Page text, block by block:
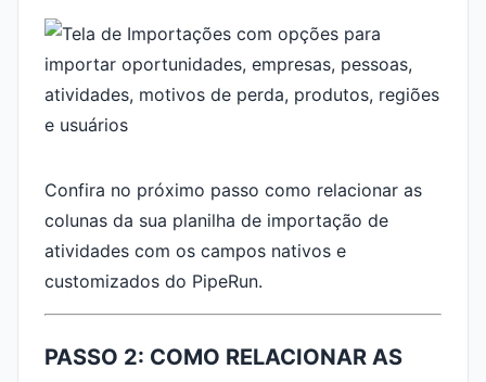
Confira no próximo passo como relacionar as
colunas da sua planilha de importação de
atividades com os campos nativos e
customizados do PipeRun.
PASSO 2: COMO RELACIONAR AS